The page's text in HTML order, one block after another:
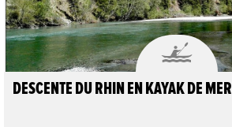

DESCENTE DU RHIN EN KAYAK DE MER